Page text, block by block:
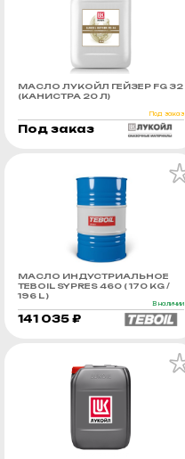
МАСЛО ЛУКОЙЛ ГЕЙЗЕР FG 32
(КАНИСТРА 20 Л)
Под заказ
Под заказ
МАСЛО ИНДУСТРИАЛЬНОЕ
TEBOIL SYPRES 460 ( 170 KG /
196 L )
В наличии
141 035 ₽